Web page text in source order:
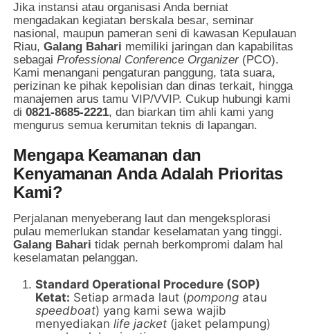
Jika instansi atau organisasi Anda berniat
mengadakan kegiatan berskala besar, seminar
nasional, maupun pameran seni di kawasan Kepulauan
Riau,Galang Bahari memiliki jaringan dan kapabilitas
sebagaiProfessional Conference Organizer (PCO).
Kami menangani pengaturan panggung, tata suara,
perizinan ke pihak kepolisian dan dinas terkait, hingga
manajemen arus tamu VIP/VVIP. Cukup hubungi kami
di0821-8685-2221, dan biarkan tim ahli kami yang
mengurus semua kerumitan teknis di lapangan.
Mengapa Keamanan dan
Kenyamanan Anda Adalah Prioritas
Kami?
Perjalanan menyeberang laut dan mengeksplorasi
pulau memerlukan standar keselamatan yang tinggi.
Galang Bahari tidak pernah berkompromi dalam hal
keselamatan pelanggan.
Standard Operational Procedure (SOP)
Ketat: Setiap armada laut (pompong atau
speedboat) yang kami sewa wajib
menyediakanlife jacket (jaket pelampung)